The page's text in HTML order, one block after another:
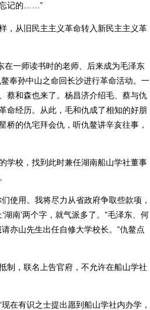
忘记的……”
，从旧民主主义革命转入新民主主义革
在一师读书时的老师、后来成为毛泽东
奉孙中山之命回长沙进行革命活动。一
蔡和森也来了。杨昌济介绍毛、蔡与仇
命经历。从此，毛和仇成了相知的好朋
桥的仇宅拜会仇，听仇鳌讲辛亥往事，
学校，找到此时兼任湖南船山学社董事
使用。我将尽力从省政府争取些款项，
南’两个字，就气派多了。”毛泽东、何
亦山先生出任自修大学校长。”仇鳌点
制，联名上告官府，不允许在船山学社
在有识之士提出愿到船山学社内办学，